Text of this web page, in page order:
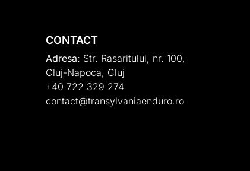
CONTACT
Adresa: Str. Rasaritului, nr. 100,
Cluj-Napoca, Cluj
+40 722 329 274
contact@transylvaniaenduro.ro